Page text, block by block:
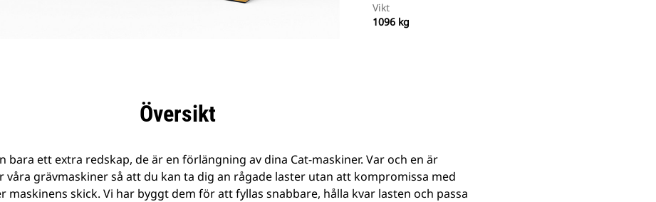
Vikt
1096 kg
SpecifikationerÖversikt
bara ett extra redskap, de är en förlängning av dina Cat-maskiner. Var och en är
våra grävmaskiner så att du kan ta dig an rågade laster utan att kompromissa med
maskinens skick. Vi har byggt dem för att fyllas snabbare, hålla kvar lasten och passa